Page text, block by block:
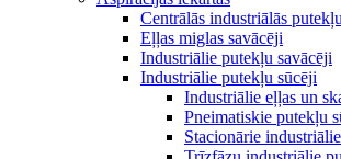
Centrālās industriālās
Eļļas miglas savācēji
Industriālie putekļu savācēji
Industriālie putekļu sūcēji
Industriālie eļļas un
Pneimatiskie putekļu
Stacionārie